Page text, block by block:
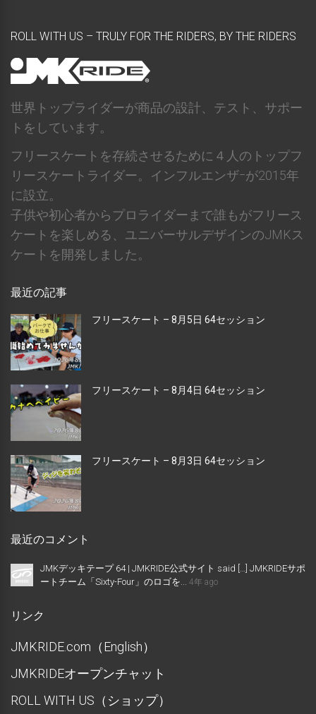
ROLL WITH US – TRULY FOR THE RIDERS, BY THE RIDERS
世界トップライダーが商品の設計、テスト、サポー
トをしています。
フリースケートを存続させるために４人のトップフ
リースケートライダー。インフルエンザｰが2015年
に設立。
子供や初心者からプロライダーまで誰もがフリース
ケートを楽しめる、ユニバーサルデザインのJMKス
ケートを開発しました。
最近の記事
フリースケート – 8月5日 64セッション
フリースケート – 8月4日 64セッション
フリースケート – 8月3日 64セッション
最近のコメント
JMKデッキテープ 64 | JMKRIDE公式サイト said […] JMKRIDEサポ
ートチーム「Sixty-Four」のロゴを...
4年 ago
リンク
JMKRIDE.com（English）
JMKRIDEオープンチャット
ROLL WITH US（ショップ）